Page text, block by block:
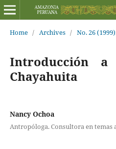
Home / Archives / No. 26
Introducción
Chayahuita
Nancy Ochoa
Antropóloga. Consultora en temas